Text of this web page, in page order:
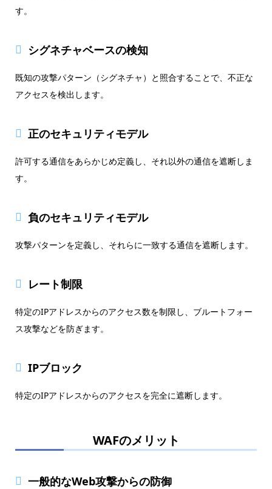
す。
シグネチャベースの検知
既知の攻撃パターン（シグネチャ）と照合することで、不正な
アクセスを検出します。
正のセキュリティモデル
許可する通信をあらかじめ定義し、それ以外の通信を遮断しま
す。
負のセキュリティモデル
攻撃パターンを定義し、それらに一致する通信を遮断します。
レート制限
特定のIPアドレスからのアクセス数を制限し、ブルートフォー
ス攻撃などを防ぎます。
IPブロック
特定のIPアドレスからのアクセスを完全に遮断します。
WAFのメリット
一般的なWeb攻撃からの防御